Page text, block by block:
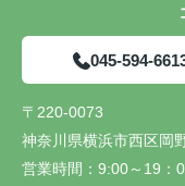
045-594-
〒220-0073
神奈川県横浜市西区岡
営業時間： 9:00～19：